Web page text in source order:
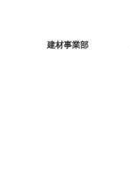
建材事業部